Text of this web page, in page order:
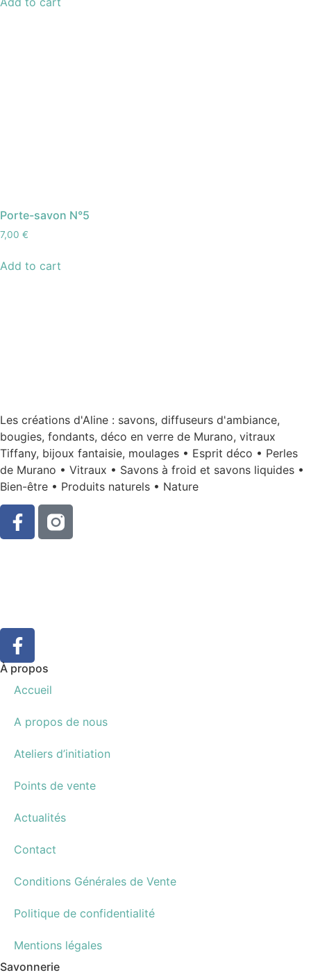
Porte-savon N°5
7,00 €
Add to cart
Les créations d'Aline : savons, diffuseurs d'ambiance,
bougies, fondants, déco en verre de Murano, vitraux
Tiffany, bijoux fantaisie, moulages • Esprit déco • Perles
de Murano • Vitraux • Savons à froid et savons liquides •
Bien-être • Produits naturels • Nature
À propos
Accueil
A propos de nous
Ateliers d’initiation
Points de vente
Actualités
Contact
Conditions Générales de Vente
Politique de confidentialité
Mentions légales
Savonnerie